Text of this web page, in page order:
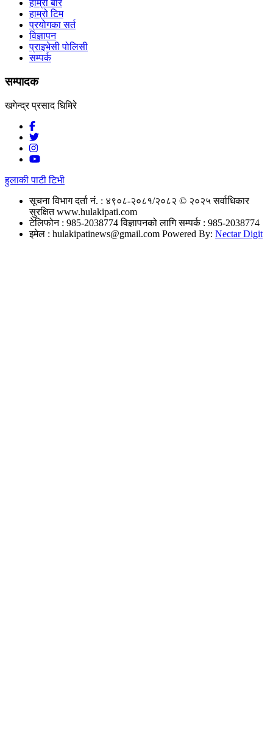
हाम्रो बारे
हाम्रो टिम
प्रयोगका सर्त
विज्ञापन
प्राइभेसी पोलिसी
सम्पर्क
सम्पादक
खगेन्द्र प्रसाद घिमिरे
हुलाकी पाटी टिभी
सूचना विभाग दर्ता नं. : ४९०८-२०८१/२०८२ © २०२५ सर्वाधिकार
सुरक्षित www.hulakipati.com
टेलिफोन : 985-2038774विज्ञापनको लागि सम्पर्क : 985-2038774
इमेल : hulakipatinews@gmail.com Powered By: Nectar Digit